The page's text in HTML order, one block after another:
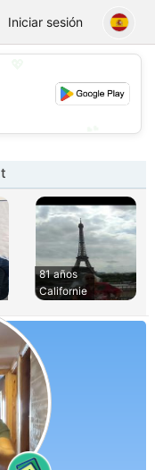
Iniciar sesión
81 años
Californie